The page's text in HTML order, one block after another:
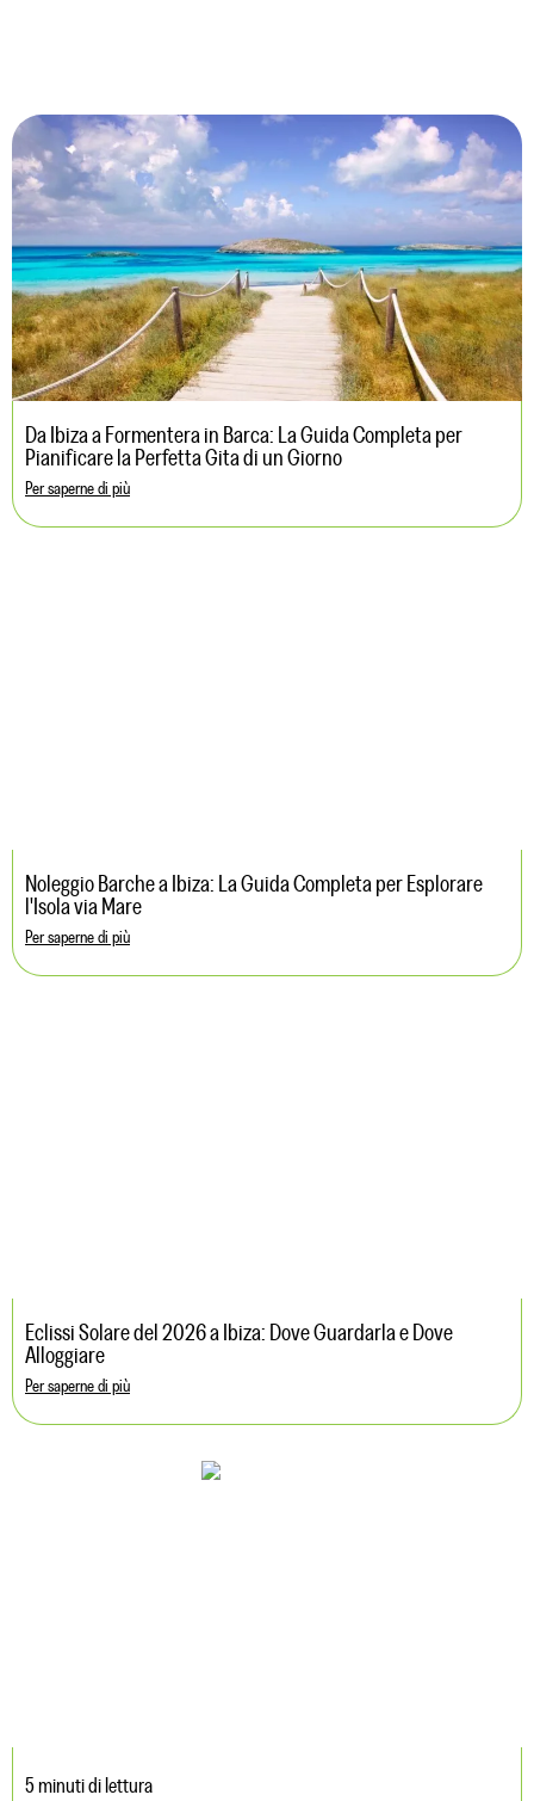
Da Ibiza a Formentera in Barca: La Guida Completa per
Pianificare la Perfetta Gita di un Giorno
Per saperne di più
Noleggio Barche a Ibiza: La Guida Completa per Esplorare
l'Isola via Mare
Per saperne di più
Eclissi Solare del 2026 a Ibiza: Dove Guardarla e Dove
Alloggiare
Per saperne di più
5 minuti di lettura